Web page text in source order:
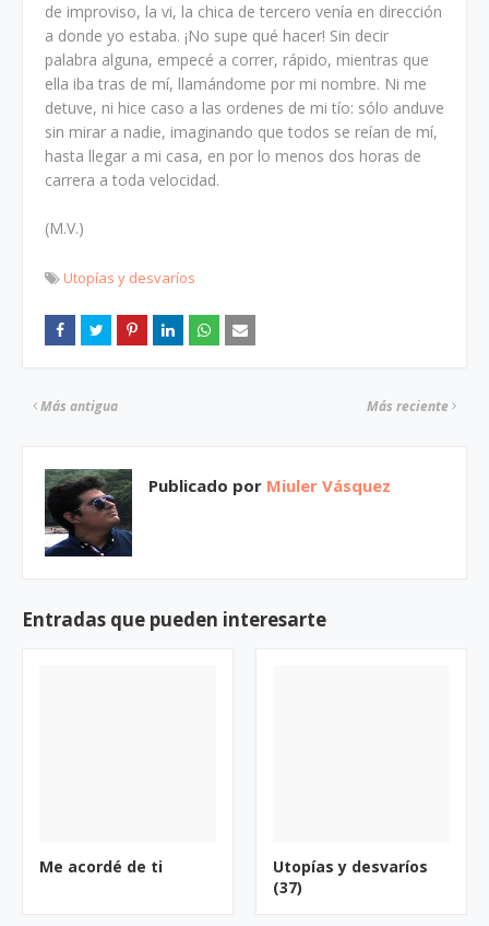
de improviso, la vi, la chica de tercero venía en dirección
a donde yo estaba. ¡No supe qué hacer! Sin decir
palabra alguna, empecé a correr, rápido, mientras que
ella iba tras de mí, llamándome por mi nombre. Ni me
detuve, ni hice caso a las ordenes de mi tío: sólo anduve
sin mirar a nadie, imaginando que todos se reían de mí,
hasta llegar a mi casa, en por lo menos dos horas de
carrera a toda velocidad.
(M.V.)
Utopías y desvaríos
Más reciente
Más antigua
Publicado por Miuler Vásquez
Entradas que pueden interesarte
Me acordé de ti
Utopías y desvaríos
(37)